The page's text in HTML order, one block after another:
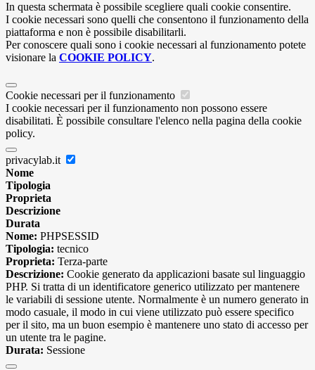
In questa schermata è possibile scegliere quali cookie consentire.
I cookie necessari sono quelli che consentono il funzionamento della
piattaforma e non è possibile disabilitarli.
Per conoscere quali sono i cookie necessari al funzionamento potete
visionare la COOKIE POLICY.
Cookie necessari per il funzionamento
I cookie necessari per il funzionamento non possono essere
disabilitati. È possibile consultare l'elenco nella pagina della cookie
policy.
privacylab.it
Nome
Tipologia
Proprieta
Descrizione
Durata
Nome: PHPSESSID
Tipologia: tecnico
Proprieta: Terza-parte
Descrizione: Cookie generato da applicazioni basate sul linguaggio
PHP. Si tratta di un identificatore generico utilizzato per mantenere
le variabili di sessione utente. Normalmente è un numero generato in
modo casuale, il modo in cui viene utilizzato può essere specifico
per il sito, ma un buon esempio è mantenere uno stato di accesso per
un utente tra le pagine.
Durata: Sessione